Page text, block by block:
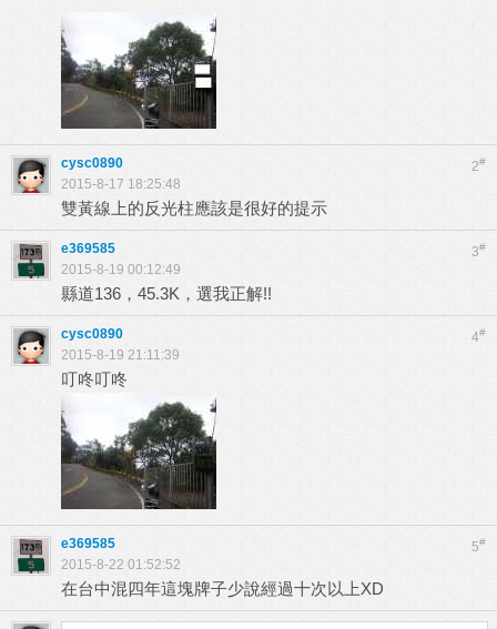
2#
cysc0890
2015-8-17 18:25:48
雙黃線上的反光柱應該是很好的提示
3#
e369585
2015-8-19 00:12:49
縣道136，45.3K，選我正解!!
4#
cysc0890
2015-8-19 21:11:39
叮咚叮咚
5#
e369585
2015-8-22 01:52:52
在台中混四年這塊牌子少說經過十次以上XD